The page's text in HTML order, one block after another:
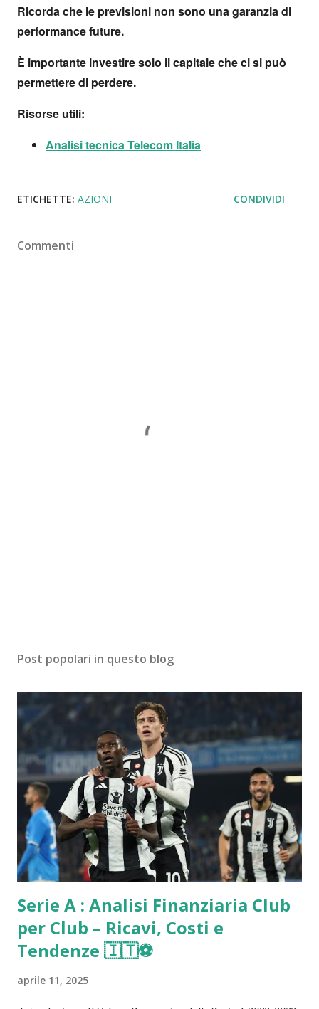
Ricorda che le previsioni non sono una garanzia di
performance future.
È importante investire solo il capitale che ci si può
permettere di perdere.
Risorse utili:
Analisi tecnica Telecom Italia
ETICHETTE: AZIONI CONDIVIDI
Commenti
Post popolari in questo blog
Serie A : Analisi Finanziaria Club
per Club – Ricavi, Costi e
Tendenze 🇮🇹⚽️
aprile 11, 2025